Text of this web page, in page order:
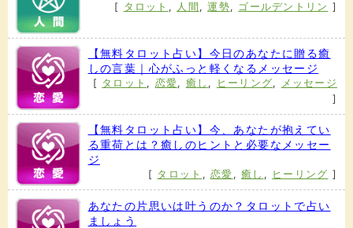
[ タロット , 人間 ,運勢, ゴールデントリン ]
【無料タロット占い】今日のあなたに贈る癒
しの言葉｜心がふっと軽くなるメッセージ
[ タロット , 恋愛, 癒し , ヒーリング,
メッセージ
]
【無料タロット占い】今、あなたが抱えてい
る重荷とは？癒しのヒントと必要なメッセー
ジ
[ タロット ,恋愛 ,癒し , ヒーリング ]
あなたの片思いは叶うのか？タロットで占い
ましょう